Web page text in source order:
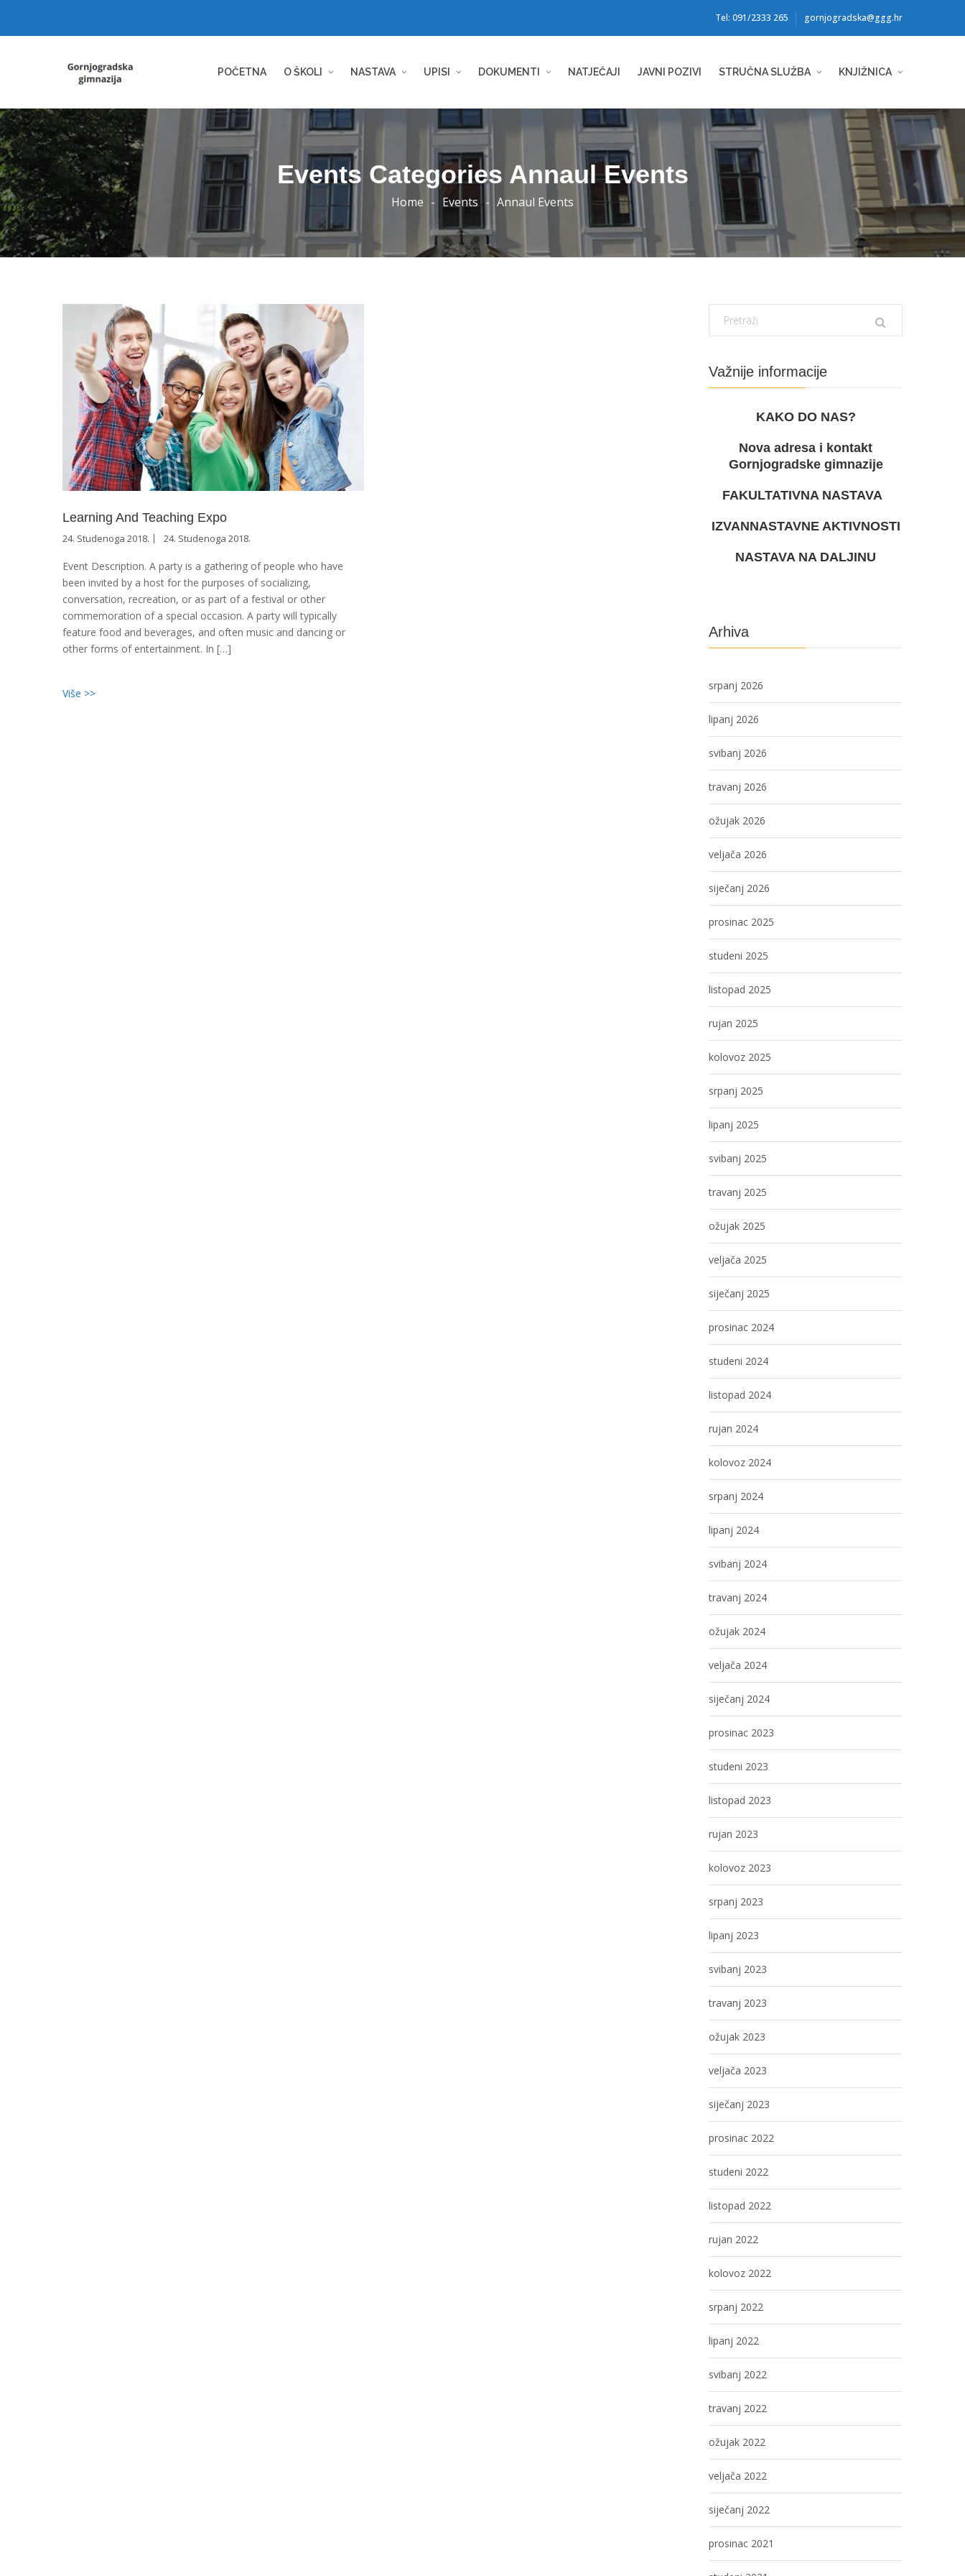
Tel: 091/2333 265 gornjogradska@ggg.hr
POČETNA O ŠKOLI NASTAVA UPISI DOKUMENTI NATJEČAJI JAVNI POZIVI STRUČNA SLUŽBA KNJIŽNICA
Events Categories Annaul Events
Home - Events - Annaul Events
Learning And Teaching Expo
24. Studenoga 2018. 24. Studenoga 2018.
Event Description. A party is a gathering of people who have
been invited by a host for the purposes of socializing,
conversation, recreation, or as part of a festival or other
commemoration of a special occasion. A party will typically
feature food and beverages, and often music and dancing or
other forms of entertainment. In […]
Više >>
Važnije informacije
KAKO DO NAS?
Nova adresa i kontakt
Gornjogradske gimnazije
FAKULTATIVNA NASTAVA
IZVANNASTAVNE AKTIVNOSTI
NASTAVA NA DALJINU
Arhiva
srpanj 2026
lipanj 2026
svibanj 2026
travanj 2026
ožujak 2026
veljača 2026
siječanj 2026
prosinac 2025
studeni 2025
listopad 2025
rujan 2025
kolovoz 2025
srpanj 2025
lipanj 2025
svibanj 2025
travanj 2025
ožujak 2025
veljača 2025
siječanj 2025
prosinac 2024
studeni 2024
listopad 2024
rujan 2024
kolovoz 2024
srpanj 2024
lipanj 2024
svibanj 2024
travanj 2024
ožujak 2024
veljača 2024
siječanj 2024
prosinac 2023
studeni 2023
listopad 2023
rujan 2023
kolovoz 2023
srpanj 2023
lipanj 2023
svibanj 2023
travanj 2023
ožujak 2023
veljača 2023
siječanj 2023
prosinac 2022
studeni 2022
listopad 2022
rujan 2022
kolovoz 2022
srpanj 2022
lipanj 2022
svibanj 2022
travanj 2022
ožujak 2022
veljača 2022
siječanj 2022
prosinac 2021